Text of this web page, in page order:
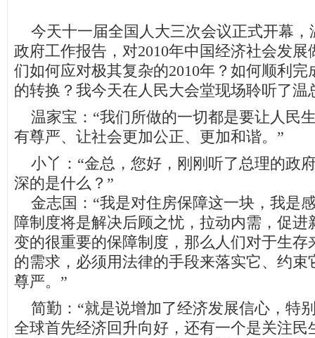
今天十一届全国人大三次会议正式开幕，
政府工作报告，对2010年中国经济社会发
们如何应对极其复杂的2010年？如何顺利
的转换？我今天在人民大会堂现场聆听了温
温家宝：“我们所做的一切都是要让人民
有尊严、让社会更加公正、更加和谐。”
小丫：“金总，您好，刚刚听了总理的政
深的是什么？”
金志国：“我是对住房保障这一块，我是
障制度将是解决后顾之忧，拉动内需，促进
变的很重要的保障制度，那么人们对于生存
的需求，必须用法律的手段来落实它、约束
尊严。”
简勤：“就是说增加了经济发展信心，特
全球首先经济回升向好，还有一个是关注民